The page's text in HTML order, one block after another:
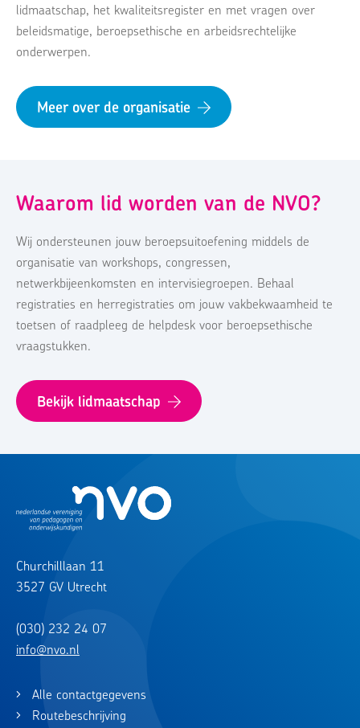
lidmaatschap, het kwaliteitsregister en met vragen over
beleidsmatige, beroepsethische en arbeidsrechtelijke
onderwerpen.
Meer over de organisatie
Waarom lid worden van de NVO?
Wij ondersteunen jouw beroepsuitoefening middels de
organisatie van workshops, congressen,
netwerkbijeenkomsten en intervisiegroepen. Behaal
registraties en herregistraties om jouw vakbekwaamheid te
toetsen of raadpleeg de helpdesk voor beroepsethische
vraagstukken.
Bekijk lidmaatschap
Churchilllaan 11
3527 GV Utrecht
(030) 232 24 07
info@nvo.nl
Alle contactgegevens
Routebeschrijving